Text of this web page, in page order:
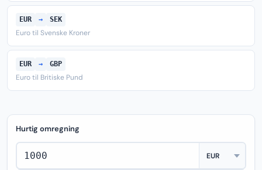
EUR → SEK
Euro til Svenske Kroner
EUR → GBP
Euro til Britiske Pund
Hurtig omregning